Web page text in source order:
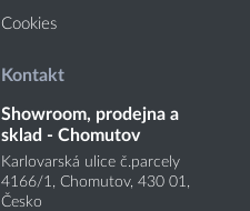
Cookies
Kontakt
Showroom, prodejna a
sklad - Chomutov
Karlovarská ulice č.parcely
4166/1, Chomutov, 430 01,
Česko